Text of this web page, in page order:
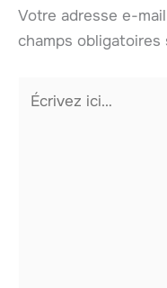
Votre adresse e-
champs
Écrivez